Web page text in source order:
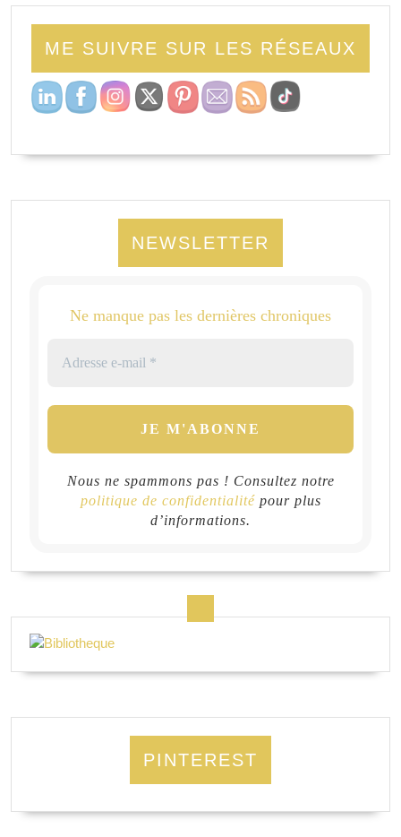
ME SUIVRE SUR LES RÉSEAUX
NEWSLETTER
Ne manque pas les dernières chroniques
Nous ne spammons pas ! Consultez notre
politique de confidentialitépour plus
d’informations.
PINTEREST